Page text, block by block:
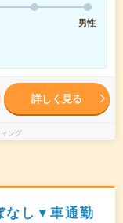
男性
詳しく見る
ング
なし▼車通勤